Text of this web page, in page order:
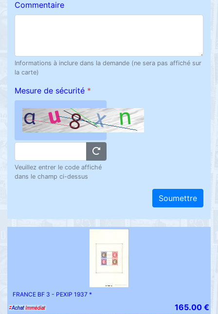
Commentaire
Informations à inclure dans la demande (ne sera pas affiché sur
la carte)
Mesure de sécurité *
Veuillez entrer le code affiché
dans le champ ci-dessus
Soumettre
FRANCE BF 3 - PEXIP 1937 *
165.00 €